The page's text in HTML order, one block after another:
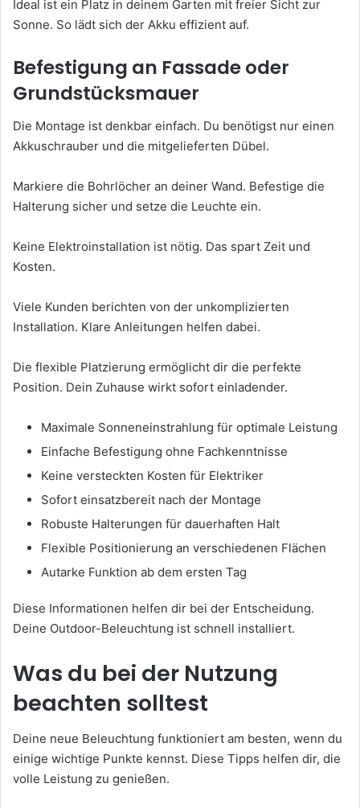
Ideal ist ein Platz in deinem Garten mit freier Sicht zur
Sonne. So lädt sich der Akku effizient auf.
Befestigung an Fassade oder
Grundstücksmauer
Die Montage ist denkbar einfach. Du benötigst nur einen
Akkuschrauber und die mitgelieferten Dübel.
Markiere die Bohrlöcher an deiner Wand. Befestige die
Halterung sicher und setze die Leuchte ein.
Keine Elektroinstallation ist nötig. Das spart Zeit und
Kosten.
Viele Kunden berichten von der unkomplizierten
Installation. Klare Anleitungen helfen dabei.
Die flexible Platzierung ermöglicht dir die perfekte
Position. Dein Zuhause wirkt sofort einladender.
Maximale Sonneneinstrahlung für optimale Leistung
Einfache Befestigung ohne Fachkenntnisse
Keine versteckten Kosten für Elektriker
Sofort einsatzbereit nach der Montage
Robuste Halterungen für dauerhaften Halt
Flexible Positionierung an verschiedenen Flächen
Autarke Funktion ab dem ersten Tag
Diese Informationen helfen dir bei der Entscheidung.
Deine Outdoor-Beleuchtung ist schnell installiert.
Was du bei der Nutzung
beachten solltest
Deine neue Beleuchtung funktioniert am besten, wenn du
einige wichtige Punkte kennst. Diese Tipps helfen dir, die
volle Leistung zu genießen.